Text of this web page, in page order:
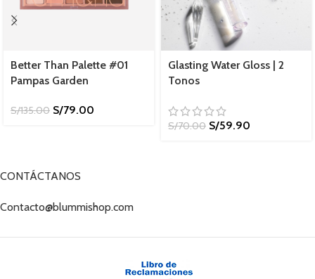
Better Than Palette #01
Pampas Garden
S/135.00 S/79.00
Glasting Water Gloss | 2
Tonos
S/70.00 S/59.90
CONTÁCTANOS
Contacto@blummishop.com